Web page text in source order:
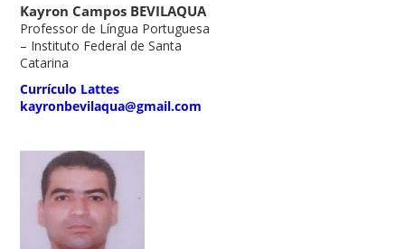
Kayron Campos BEVILAQUA
Professor de Língua Portuguesa
– Instituto Federal de Santa
Catarina
Currículo Lattes
kayronbevilaqua@gmail.com